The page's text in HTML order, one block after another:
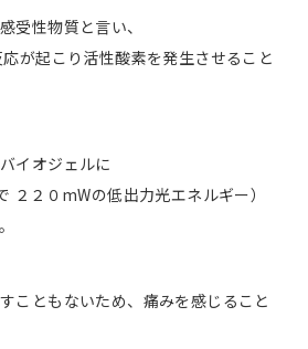
受性物質と言い、
が起こり活性酸素を発生させること
イオジェルに
２２０mWの低出力光エネルギー）
こともないため、痛みを感じること